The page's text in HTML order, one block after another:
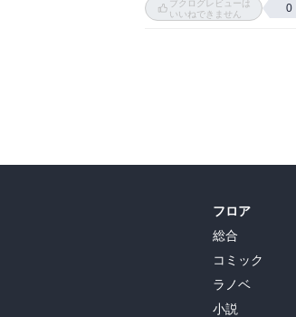
容疑者を水に落として溺
とはいえ女性の医者など
ヘンリー２世というと王
シチリア王国のサレルノ
そこでは女性も学び、資
（７世紀のアイルランド
ブクログレビューは
いいねできません
0
フロア
総合
コミック
ラノベ
小説